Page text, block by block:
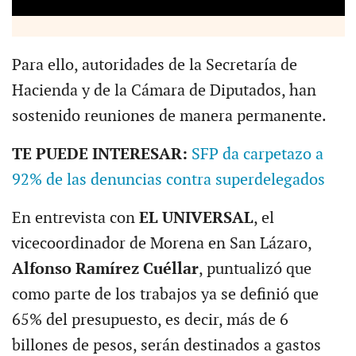
Para ello, autoridades de la Secretaría de
Hacienda y de la Cámara de Diputados, han
sostenido reuniones de manera permanente.
TE PUEDE INTERESAR: SFP da carpetazo a
92% de las denuncias contra superdelegados
En entrevista con EL UNIVERSAL, el
vicecoordinador de Morena en San Lázaro,
Alfonso Ramírez Cuéllar, puntualizó que
como parte de los trabajos ya se definió que
65% del presupuesto, es decir, más de 6
billones de pesos, serán destinados a gastos